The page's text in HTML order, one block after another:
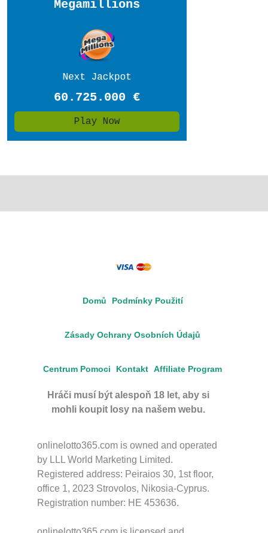
Domů Podmínky Použití
Zásady Ochrany Osobních Údajů
Centrum Pomoci Kontakt Affiliate Program
Hráči musí být alespoň 18 let, aby si
mohli koupit losy na našem webu.
onlinelotto365.com is owned and operated
by LLL World Marketing Limited.
Registered address: Peiraios 30, 1st floor,
office 1, 2023 Strovolos, Nikosia-Cyprus.
Registration number: HE 453636.